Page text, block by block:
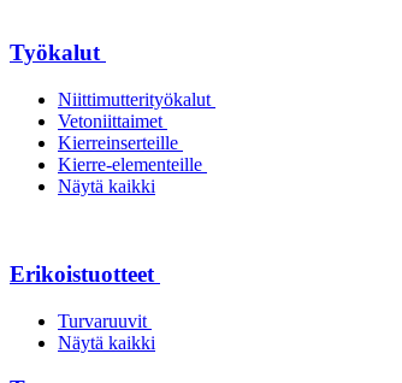
Työkalut
Niittimutterityökalut
Vetoniittaimet
Kierreinserteille
Kierre-elementeille
Näytä kaikki
Erikoistuotteet
Turvaruuvit
Näytä kaikki